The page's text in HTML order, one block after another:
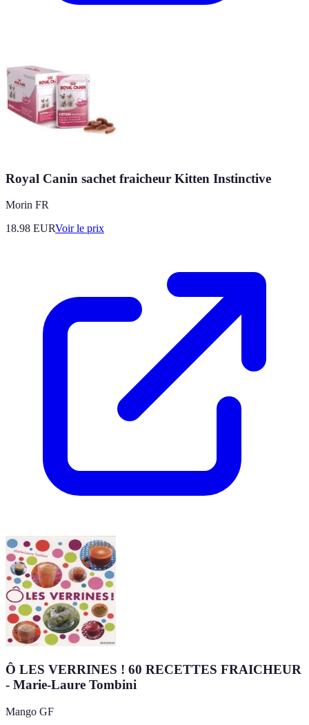
Royal Canin sachet fraicheur Kitten Instinctive
Morin FR
18.98 EURVoir le prix
Ô LES VERRINES ! 60 RECETTES FRAICHEUR
- Marie-Laure Tombini
Mango GF